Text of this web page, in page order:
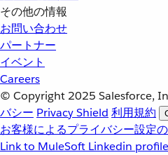
その他の情報
お問い合わせ
パートナー
イベント
Careers
© Copyright 2025 Salesforce,
バシー Privacy Shield 利用規約
お客様によるプライバシー設定
Link to MuleSoft Linkedin profile